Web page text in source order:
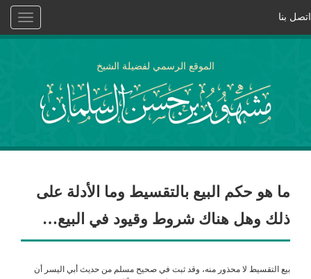
Toggle
اتصل بنا
الموقع الرسمي لفضيلة الشيخ
ما هو حكم البيع بالتقسيط وما الأدلة على
ذلك وهل هناك شروط وقيود في البيع…
بيع التقسيط لا محذور منه، وقد ثبت في صحيح مسلم من حديث أبي اليسر أن